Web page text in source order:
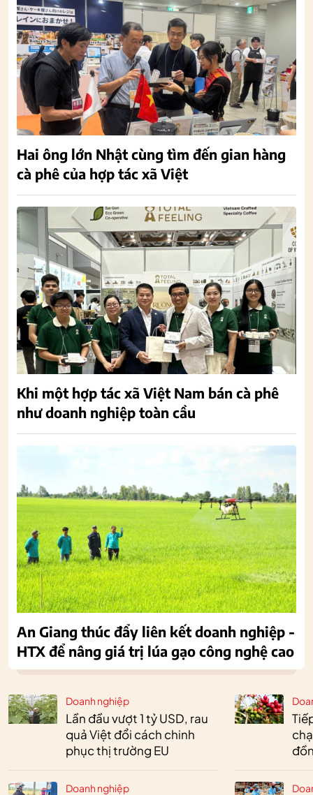
Doanh nghiệp
Lần đầu vượt 1 tỷ USD, rau
quả Việt đổi cách chinh
phục thị trường EU
Doanh nghiệp
Hai ông lớn Nhật cùng tìm đến gian hàng
cà phê của hợp tác xã Việt
Khi một hợp tác xã Việt Nam bán cà phê
như doanh nghiệp toàn cầu
An Giang thúc đẩy liên kết doanh nghiệp -
HTX để nâng giá trị lúa gạo công nghệ cao